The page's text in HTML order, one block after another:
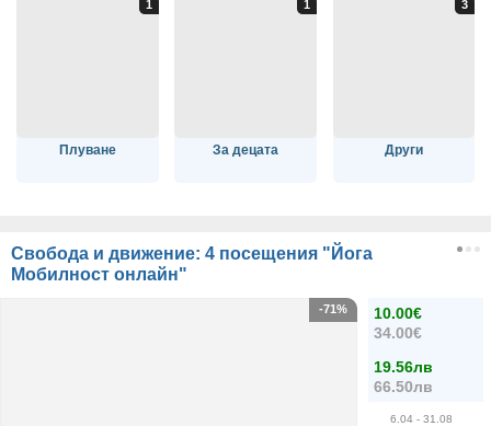
Плуване За децата Други
Свобода и движение: 4 посещения "Йога
Мобилност онлайн"
10.00€
34.00€
19.56лв
66.50лв
6.04 - 31.08
-71%